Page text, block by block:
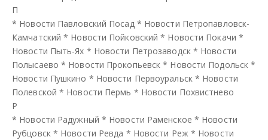
П
* Новости Павловский Посад * Новости Петропавловск-
Камчатский * Новости Пойковский * Новости Покачи *
Новости Пыть-Ях * Новости Петрозаводск * Новости
Полысаево * Новости Прокопьевск * Новости Подольск *
Новости Пушкино * Новости Первоуральск * Новости
Полевской * Новости Пермь * Новости Похвистнево
Р
* Новости Радужный * Новости Раменское * Новости
Рубцовск * Новости Ревда * Новости Реж * Новости